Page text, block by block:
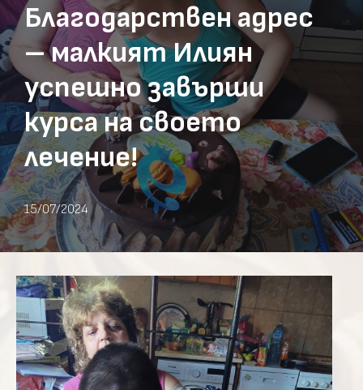
Благодарствен адрес
– малкият Илиян
успешно завърши
курса на своето
лечение!
15/07/2024